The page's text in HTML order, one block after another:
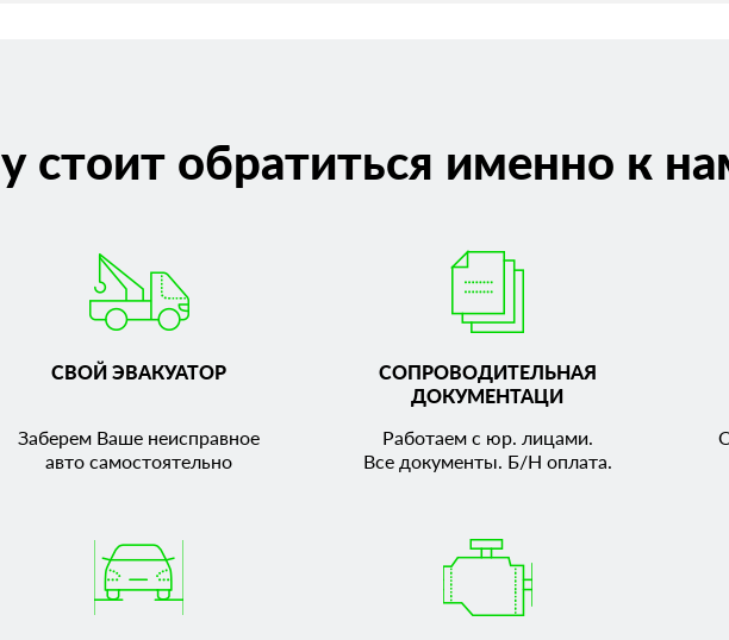
стоит обратиться именно к
СВОЙ ЭВАКУАТОР
Заберем Ваше неисправное
авто самостоятельно
СОПРОВОДИТЕЛЬНАЯ
ДОКУМЕНТАЦИ
Работаем с юр. лицами.
Все документы. Б/Н оплата.